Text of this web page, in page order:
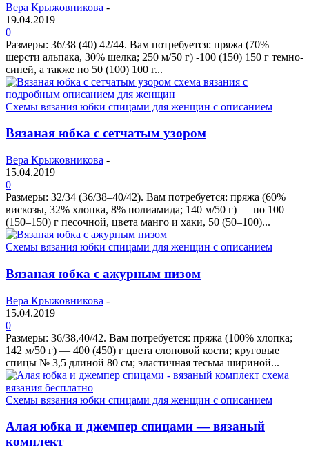
Вера Крыжовникова -
19.04.2019
0
Размеры: 36/38 (40) 42/44. Вам потребуется: пряжа (70%
шерсти альпака, 30% шелка; 250 м/50 г) -100 (150) 150 г темно-
синей, а также по 50 (100) 100 г...
Схемы вязания юбки спицами для женщин с описанием
Вязаная юбка с сетчатым узором
Вера Крыжовникова -
15.04.2019
0
Размеры: 32/34 (36/38–40/42). Вам потребуется: пряжа (60%
вискозы, 32% хлопка, 8% полиамида; 140 м/50 г) — по 100
(150–150) г песочной, цвета манго и хаки, 50 (50–100)...
Схемы вязания юбки спицами для женщин с описанием
Вязаная юбка с ажурным низом
Вера Крыжовникова -
15.04.2019
0
Размеры: 36/38,40/42. Вам потребуется: пряжа (100% хлопка;
142 м/50 г) — 400 (450) г цвета слоновой кости; круговые
спицы № 3,5 длиной 80 см; эластичная тесьма шириной...
Схемы вязания юбки спицами для женщин с описанием
Алая юбка и джемпер спицами — вязаный
комплект